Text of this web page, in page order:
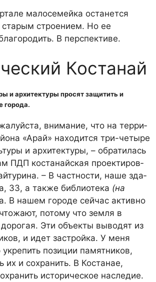
малосемейка останется
строением. Но ее
В перспективе.
Костанай
и архитектуры просят защитить и
города.
внимание, что на терри­
«Арай» находится три-четыре
и архитектуры, – обратилась
ПДП костанайская проектиров­
– В частности, наше зда­
33, а также библиотека (на
В нашем городе сейчас активно
потому что земля в
Эти объекты выводят из
и идет застройка. У меня
укрепить позиции памятников,
их и сохранить. В Костанае,
историческое наследие.